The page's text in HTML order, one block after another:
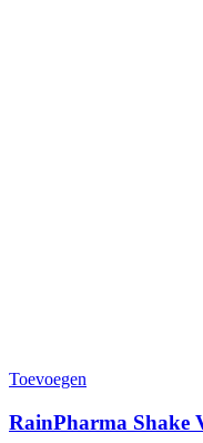
Toevoegen
RainPharma Shake